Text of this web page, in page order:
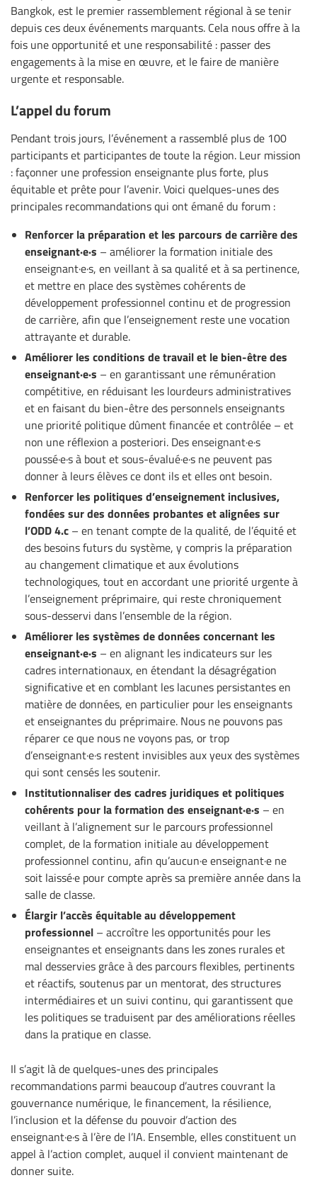
Bangkok, est le premier rassemblement régional à se tenir
depuis ces deux événements marquants. Cela nous offre à la
fois une opportunité et une responsabilité : passer des
engagements à la mise en œuvre, et le faire de manière
urgente et responsable.
L’appel du forum
Pendant trois jours, l’événement a rassemblé plus de 100
participants et participantes de toute la région. Leur mission
: façonner une profession enseignante plus forte, plus
équitable et prête pour l’avenir. Voici quelques-unes des
principales recommandations qui ont émané du forum :
Renforcer la préparation et les parcours de carrière des
enseignant·e·s – améliorer la formation initiale des
enseignant·e·s, en veillant à sa qualité et à sa pertinence,
et mettre en place des systèmes cohérents de
développement professionnel continu et de progression
de carrière, afin que l’enseignement reste une vocation
attrayante et durable.
Améliorer les conditions de travail et le bien-être des
enseignant·e·s – en garantissant une rémunération
compétitive, en réduisant les lourdeurs administratives
et en faisant du bien-être des personnels enseignants
une priorité politique dûment financée et contrôlée – et
non une réflexion a posteriori. Des enseignant·e·s
poussé·e·s à bout et sous-évalué·e·s ne peuvent pas
donner à leurs élèves ce dont ils et elles ont besoin.
Renforcer les politiques d’enseignement inclusives,
fondées sur des données probantes et alignées sur
l’ODD 4.c – en tenant compte de la qualité, de l’équité et
des besoins futurs du système, y compris la préparation
au changement climatique et aux évolutions
technologiques, tout en accordant une priorité urgente à
l’enseignement préprimaire, qui reste chroniquement
sous-desservi dans l’ensemble de la région.
Améliorer les systèmes de données concernant les
enseignant·e·s – en alignant les indicateurs sur les
cadres internationaux, en étendant la désagrégation
significative et en comblant les lacunes persistantes en
matière de données, en particulier pour les enseignants
et enseignantes du préprimaire. Nous ne pouvons pas
réparer ce que nous ne voyons pas, or trop
d’enseignant·e·s restent invisibles aux yeux des systèmes
qui sont censés les soutenir.
Institutionnaliser des cadres juridiques et politiques
cohérents pour la formation des enseignant·e·s – en
veillant à l’alignement sur le parcours professionnel
complet, de la formation initiale au développement
professionnel continu, afin qu’aucun·e enseignant·e ne
soit laissé·e pour compte après sa première année dans la
salle de classe.
Élargir l’accès équitable au développement
professionnel – accroître les opportunités pour les
enseignantes et enseignants dans les zones rurales et
mal desservies grâce à des parcours flexibles, pertinents
et réactifs, soutenus par un mentorat, des structures
intermédiaires et un suivi continu, qui garantissent que
les politiques se traduisent par des améliorations réelles
dans la pratique en classe.
Il s’agit là de quelques-unes des principales
recommandations parmi beaucoup d’autres couvrant la
gouvernance numérique, le financement, la résilience,
l’inclusion et la défense du pouvoir d’action des
enseignant·e·s à l’ère de l’IA. Ensemble, elles constituent un
appel à l’action complet, auquel il convient maintenant de
donner suite.